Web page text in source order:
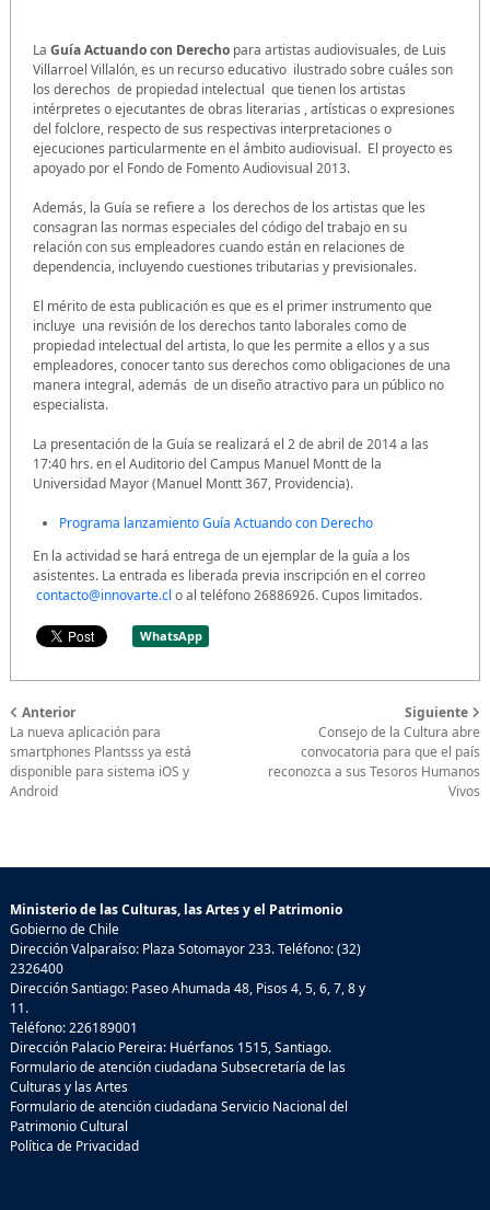
La Guía Actuando con Derecho para artistas audiovisuales, de Luis
Villarroel Villalón, es un recurso educativo ilustrado sobre cuáles son
los derechos de propiedad intelectual que tienen los artistas
intérpretes o ejecutantes de obras literarias , artísticas o expresiones
del folclore, respecto de sus respectivas interpretaciones o
ejecuciones particularmente en el ámbito audiovisual. El proyecto es
apoyado por el Fondo de Fomento Audiovisual 2013.
Además, la Guía se refiere a los derechos de los artistas que les
consagran las normas especiales del código del trabajo en su
relación con sus empleadores cuando están en relaciones de
dependencia, incluyendo cuestiones tributarias y previsionales.
El mérito de esta publicación es que es el primer instrumento que
incluye una revisión de los derechos tanto laborales como de
propiedad intelectual del artista, lo que les permite a ellos y a sus
empleadores, conocer tanto sus derechos como obligaciones de una
manera integral, además de un diseño atractivo para un público no
especialista.
La presentación de la Guía se realizará el 2 de abril de 2014 a las
17:40 hrs. en el Auditorio del Campus Manuel Montt de la
Universidad Mayor (Manuel Montt 367, Providencia).
Programa lanzamiento Guía Actuando con Derecho
En la actividad se hará entrega de un ejemplar de la guía a los
asistentes. La entrada es liberada previa inscripción en el correo
contacto@innovarte.cl o al teléfono 26886926. Cupos limitados.
WhatsApp
Anterior
La nueva aplicación para
smartphones Plantsss ya está
disponible para sistema iOS y
Android
Siguiente
Consejo de la Cultura abre
convocatoria para que el país
reconozca a sus Tesoros Humanos
Vivos
Ministerio de las Culturas, las Artes y el Patrimonio
Gobierno de Chile
Dirección Valparaíso: Plaza Sotomayor 233. Teléfono: (32)
2326400
Dirección Santiago: Paseo Ahumada 48, Pisos 4, 5, 6, 7, 8 y
11.
Teléfono: 226189001
Dirección Palacio Pereira: Huérfanos 1515, Santiago.
Formulario de atención ciudadana Subsecretaría de las
Culturas y las Artes
Formulario de atención ciudadana Servicio Nacional del
Patrimonio Cultural
Política de Privacidad